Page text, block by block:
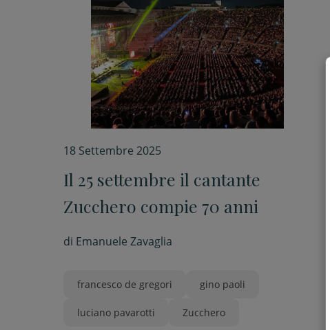
18 Settembre 2025
Il 25 settembre il cantante
Zucchero compie 70 anni
di Emanuele Zavaglia
francesco de gregori gino paoli
luciano pavarotti Zucchero